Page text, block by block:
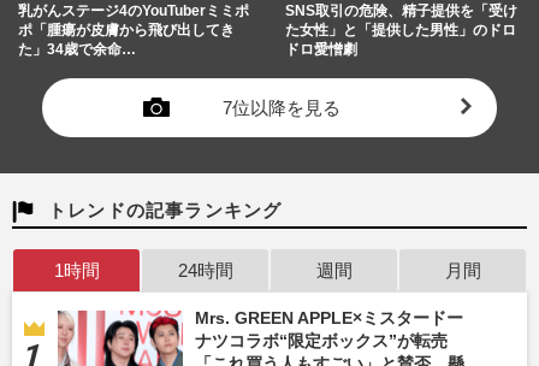
乳がんステージ4のYouTuberミミポ
ポ「腫瘍が皮膚から飛び出してき
た」34歳で余命…
SNS取引の危険、精子提供を「受け
た女性」と「提供した男性」のドロ
ドロ愛憎劇
7位以降を見る
トレンドの記事ランキング
1時間 24時間 週間 月間
Mrs. GREEN APPLE×ミスタードー
ナツコラボ“限定ボックス”が転売